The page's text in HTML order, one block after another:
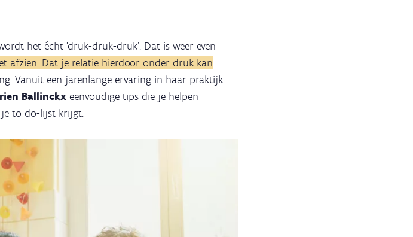
het écht ‘druk-druk-druk’. Dat is weer even
afzien. Dat je relatie hierdoor onder druk kan
Vanuit een jarenlange ervaring in haar praktijk
Ballinckx eenvoudige tips die je helpen
to do-lijst krijgt.